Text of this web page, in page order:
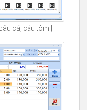
cá, câu tôm |